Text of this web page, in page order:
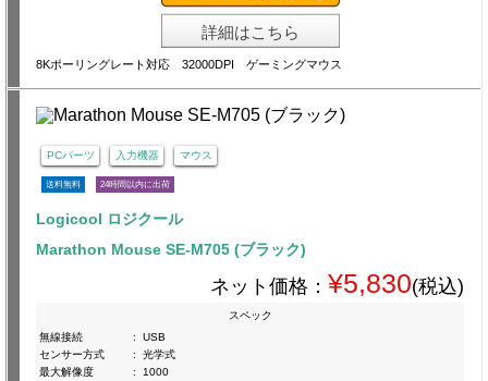
詳細はこちら
8Kポーリングレート対応 32000DPI ゲーミングマウス
PCパーツ 入力機器 マウス
送料無料 24時間以内に出荷
Logicool ロジクール
Marathon Mouse SE-M705 (ブラック)
ネット価格： ¥5,830(税込)
スペック
無線接続
:
USB
センサー方式
:
光学式
最大解像度
:
1000